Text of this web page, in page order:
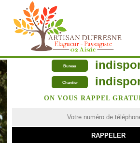
Bureau
Chantier
ON VOUS RAPPEL